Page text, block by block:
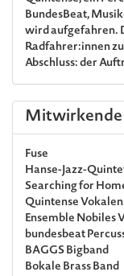
BundesBeat,
wird aufgefahren.
Radfahrer:innen
Abschluss: der
Mitwirkende
Fuse
Hanse-Jazz-
Searching for
Quintense
Ensemble Nobiles
bundesbeat
BAGGSBigband
Bokale Brass Band